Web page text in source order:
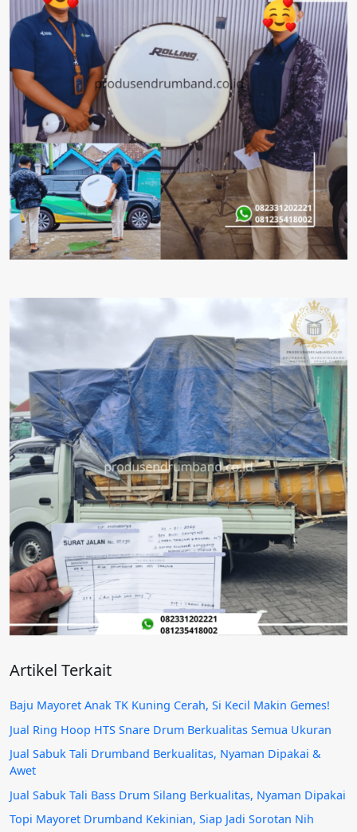
Artikel Terkait
Baju Mayoret Anak TK Kuning Cerah, Si Kecil Makin Gemes!
Jual Ring Hoop HTS Snare Drum Berkualitas Semua Ukuran
Jual Sabuk Tali Drumband Berkualitas, Nyaman Dipakai &
Awet
Jual Sabuk Tali Bass Drum Silang Berkualitas, Nyaman Dipakai
Topi Mayoret Drumband Kekinian, Siap Jadi Sorotan Nih